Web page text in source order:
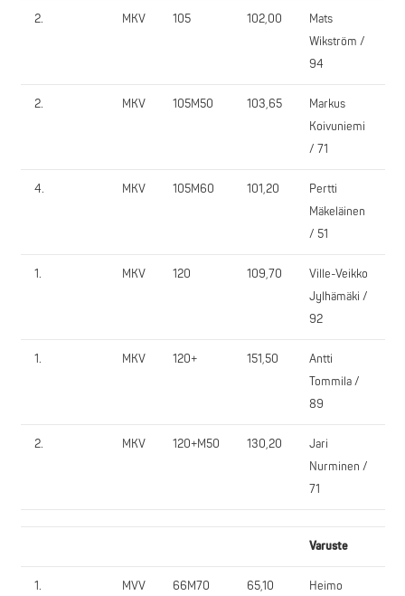
2. MKV 105 102,00
Mats
Wikström /
94
2. MKV 105M50 103,65
Markus
Koivuniemi
/ 71
4. MKV 105M60 101,20
Pertti
Mäkeläinen
/ 51
1. MKV 120 109,70
Ville-Veikko
Jylhämäki /
92
1. MKV 120+ 151,50
Antti
Tommila /
89
2. MKV 120+M50 130,20
Jari
Nurminen /
71
Varuste
1. MVV 66M70 65,10
Heimo